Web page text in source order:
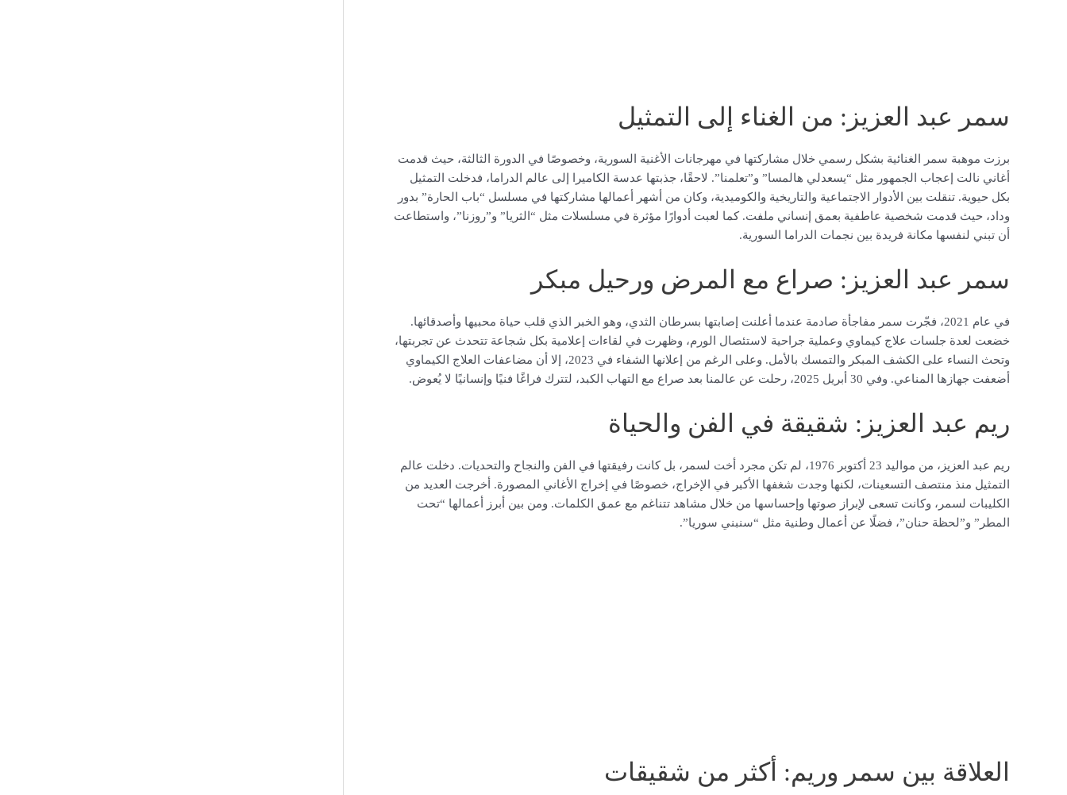
سمر عبد العزيز: من الغناء إلى التمثيل
برزت موهبة سمر الغنائية بشكل رسمي خلال مشاركتها في مهرجانات الأغنية السورية، وخصوصًا في الدورة الثالثة، حيث قدمت
أغاني نالت إعجاب الجمهور مثل “يسعدلي هالمسا” و”تعلمنا”. لاحقًا، جذبتها عدسة الكاميرا إلى عالم الدراما، فدخلت التمثيل
بكل حيوية. تنقلت بين الأدوار الاجتماعية والتاريخية والكوميدية، وكان من أشهر أعمالها مشاركتها في مسلسل “باب الحارة” بدور
وداد، حيث قدمت شخصية عاطفية بعمق إنساني ملفت. كما لعبت أدوارًا مؤثرة في مسلسلات مثل “الثريا” و”روزنا”، واستطاعت
أن تبني لنفسها مكانة فريدة بين نجمات الدراما السورية.
سمر عبد العزيز: صراع مع المرض ورحيل مبكر
في عام 2021، فجّرت سمر مفاجأة صادمة عندما أعلنت إصابتها بسرطان الثدي، وهو الخبر الذي قلب حياة محبيها وأصدقائها.
خضعت لعدة جلسات علاج كيماوي وعملية جراحية لاستئصال الورم، وظهرت في لقاءات إعلامية بكل شجاعة تتحدث عن تجربتها،
وتحث النساء على الكشف المبكر والتمسك بالأمل. وعلى الرغم من إعلانها الشفاء في 2023، إلا أن مضاعفات العلاج الكيماوي
أضعفت جهازها المناعي. وفي 30 أبريل 2025، رحلت عن عالمنا بعد صراع مع التهاب الكبد، لتترك فراغًا فنيًا وإنسانيًا لا يُعوض.
ريم عبد العزيز: شقيقة في الفن والحياة
ريم عبد العزيز، من مواليد 23 أكتوبر 1976، لم تكن مجرد أخت لسمر، بل كانت رفيقتها في الفن والنجاح والتحديات. دخلت عالم
التمثيل منذ منتصف التسعينات، لكنها وجدت شغفها الأكبر في الإخراج، خصوصًا في إخراج الأغاني المصورة. أخرجت العديد من
الكليبات لسمر، وكانت تسعى لإبراز صوتها وإحساسها من خلال مشاهد تتناغم مع عمق الكلمات. ومن بين أبرز أعمالها “تحت
المطر” و”لحظة حنان”، فضلًا عن أعمال وطنية مثل “سنبني سوريا”.
العلاقة بين سمر وريم: أكثر من شقيقات